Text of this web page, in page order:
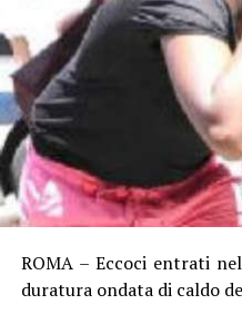
ROMA – Eccoci entrati
duratura ondata di caldo